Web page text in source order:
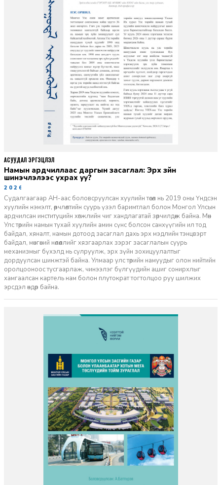
Намын ардчиллаас даргын засаглал: Эрх зүйн
шинэчлэлээс ухрах уу?
2026-07-08
Судалгаагаар АН-аас боловсруулсан хуулийн төсөл нь 2019 оны Үндсэн
хуулийн нэмэлт, өөрчлөлтийн суурь үзэл баримтлал болон Монгол Улсын
ардчилсан институцийн хөгжлийн чиг хандлагатай зөрчилдөж байна. Мөн
Улс төрийн намын тухай хуулийн амин сүнс болсон санхүүгийн ил тод
байдал, хяналт, намын дотоод засаглал дахь эрх мэдлийн тэнцвэрт
байдал, мөнгөний нөлөөллийг хязгаарлах зэрэг засаглалын суурь
механизмыг бүхэлд нь сулруулж, эрх зүйн зохицуулалтыг
дордуулсан шинжтэй байна. Улмаар улс төрийн намуудыг олон нийтийн
оролцооноос тусгаарлаж, чинээлэг бүлгүүдийн ашиг сонирхлыг
хамгаалсан картель нам болон плутократ тогтолцоо руу шилжих
эрсдэл өндөр байна.
АСУУДАЛ ЭРГЭЦҮҮЛЭЛ